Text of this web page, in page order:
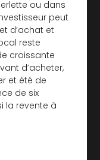
ou dans
peut
d’achat et
reste
croissante
d’acheter,
et été de
de six
la revente à